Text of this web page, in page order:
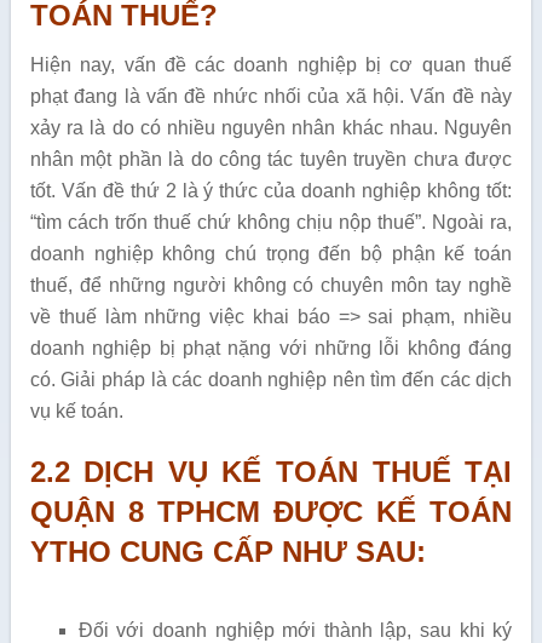
TOÁN THUẾ?
Hiện nay, vấn đề các doanh nghiệp bị cơ quan thuế
phạt đang là vấn đề nhức nhối của xã hội. Vấn đề này
xảy ra là do có nhiều nguyên nhân khác nhau. Nguyên
nhân một phần là do công tác tuyên truyền chưa được
tốt. Vấn đề thứ 2 là ý thức của doanh nghiệp không tốt:
“tìm cách trốn thuế chứ không chịu nộp thuế”. Ngoài ra,
doanh nghiệp không chú trọng đến bộ phận kế toán
thuế, để những người không có chuyên môn tay nghề
về thuế làm những việc khai báo => sai phạm, nhiều
doanh nghiệp bị phạt nặng với những lỗi không đáng
có. Giải pháp là các doanh nghiệp nên tìm đến các dịch
vụ kế toán.
2.2 DỊCH VỤ KẾ TOÁN THUẾ TẠI
QUẬN 8 TPHCM ĐƯỢC KẾ TOÁN
YTHO CUNG CẤP NHƯ SAU:
Đối với doanh nghiệp mới thành lập, sau khi ký